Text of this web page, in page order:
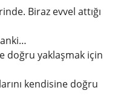
Biraz evvel attığı
doğru yaklaşmak için
kendisine doğru